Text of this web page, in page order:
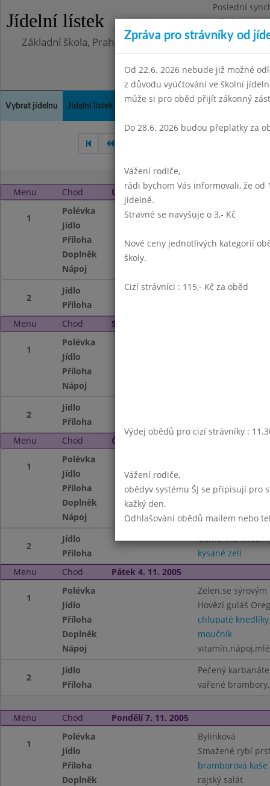
Jídelní lístek
Poslední
Středa
Základní škola, Praha 4, Na Líše 16
Vybrat jídelnu Jídelní lístek Kontakty a informace
Menu Chod Úterý 1. 11. 2005
1
Polévka
Hov.rychlá s vejci
Jídlo
Příloha
dušená rýže
Doplněk
Nápoj
2
Jídlo
Příloha
Menu
Chod Středa 2. 11. 2005
1
Polévka
Jídlo
Příloha
Nápoj
2
Jídlo
Příloha
Menu
Chod Čtvrtek 3. 11. 2005
1
Polévka
Jídlo
Příloha
těstoviny
Doplněk
Nápoj
čaj s citr.,mléko
2
Jídlo
Gemerské
Příloha
kysané zelí
Menu
Chod Pátek 4. 11. 2005
1
Polévka
Zelen.se
Jídlo
Hovězí guláš
Příloha
chlupaté knedlíky
Doplněk
moučník
Nápoj
2
Jídlo
Pečený
Příloha
vařené
Menu Chod Pondělí 7. 11. 2005
1
Polévka
Bylinková
Jídlo
Smažené rybí
Příloha
bramborová kaše
Doplněk
rajský salát
Zpráva pro strávníky od
Od 22.6. 2026 nebude již možné
z důvodu vyúčtování ve školní
může si pro oběd přijít zákonný
Do 28.6. 2026 budou přeplatky za
Vážení rodiče,
rádi bychom Vás informovali, že od
jidelně.
Stravné se navyšuje o 3,- Kč
Nové ceny jednotlivých kategorií
školy.
Cizí strávníci : 115,- Kč za oběd
Výdej obědů pro cizí strávníky :
Vážení rodiče,
obědyv systému ŠJ se připisují pro
kažký den.
Odhlašování obědů mailem nebo